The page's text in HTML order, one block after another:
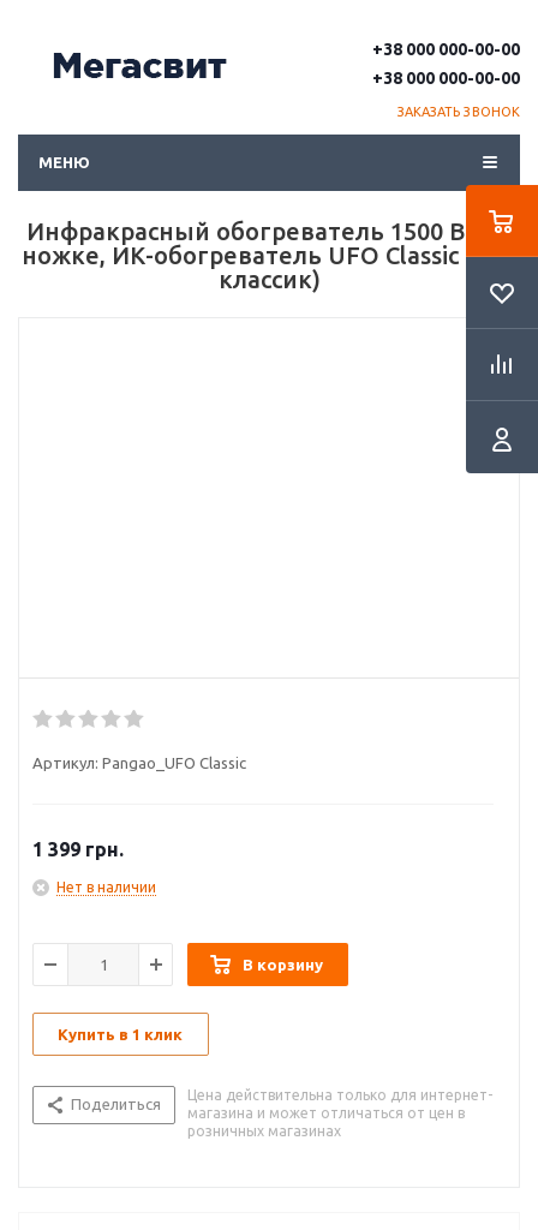
+38 000 000-00-00
+38 000 000-00-00
ЗАКАЗАТЬ ЗВОНОК
МЕНЮ
Инфракрасный обогреватель 1500 Вт на
ножке, ИК-обогреватель UFO Classic (уфо
классик)
Артикул: Pangao_UFO Classic
1 399 грн.
Нет в наличии
В корзину
Купить в 1 клик
Поделиться
Цена действительна только для интернет-
магазина и может отличаться от цен в
розничных магазинах